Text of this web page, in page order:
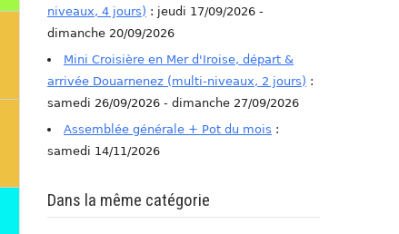
niveaux, 4 jours) : jeudi 17/09/2026 -
dimanche 20/09/2026
Mini Croisière en Mer d'Iroise, départ &
arrivée Douarnenez (multi-niveaux, 2 jours) :
samedi 26/09/2026 - dimanche 27/09/2026
Assemblée générale + Pot du mois :
samedi 14/11/2026
Dans la même catégorie